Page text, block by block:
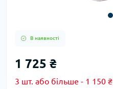
В наявності
1 725 ₴
3 шт. або більше - 1 150 ₴